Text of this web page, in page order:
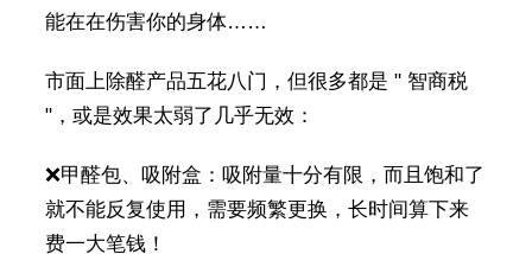
能在在伤害你的身体……
市面上除醛产品五花八门，但很多都是 " 智商税
"，或是效果太弱了几乎无效：
❌甲醛包、吸附盒：吸附量十分有限，而且饱和了
就不能反复使用，需要频繁更换，长时间算下来
费一大笔钱！